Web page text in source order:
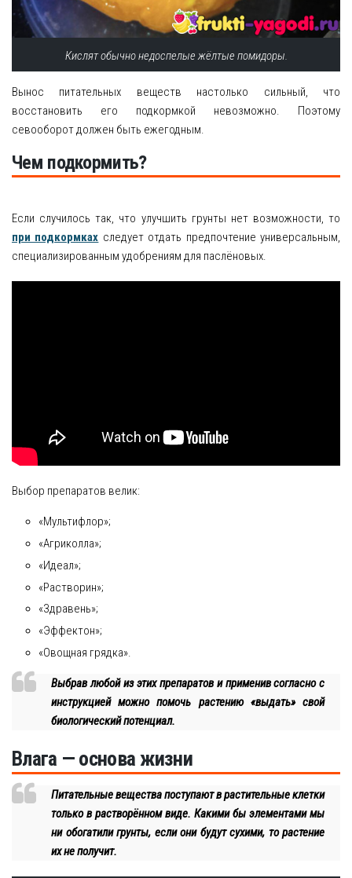
Кислят обычно недоспелые жёлтые помидоры.
Вынос питательных веществ настолько сильный, что
восстановить его подкормкой невозможно. Поэтому
севооборот должен быть ежегодным.
Чем подкормить?
Если случилось так, что улучшить грунты нет возможности, то
при подкормках следует отдать предпочтение универсальным,
специализированным удобрениям для паслёновых.
Выбор препаратов велик:
«Мультифлор»;
«Агриколла»;
«Идеал»;
«Растворин»;
«Здравень»;
«Эффектон»;
«Овощная грядка».
Выбрав любой из этих препаратов и применив согласно с
инструкцией можно помочь растению «выдать» свой
биологический потенциал.
Влага — основа жизни
Питательные вещества поступают в растительные клетки
только в растворённом виде. Какими бы элементами мы
ни обогатили грунты, если они будут сухими, то растение
их не получит.